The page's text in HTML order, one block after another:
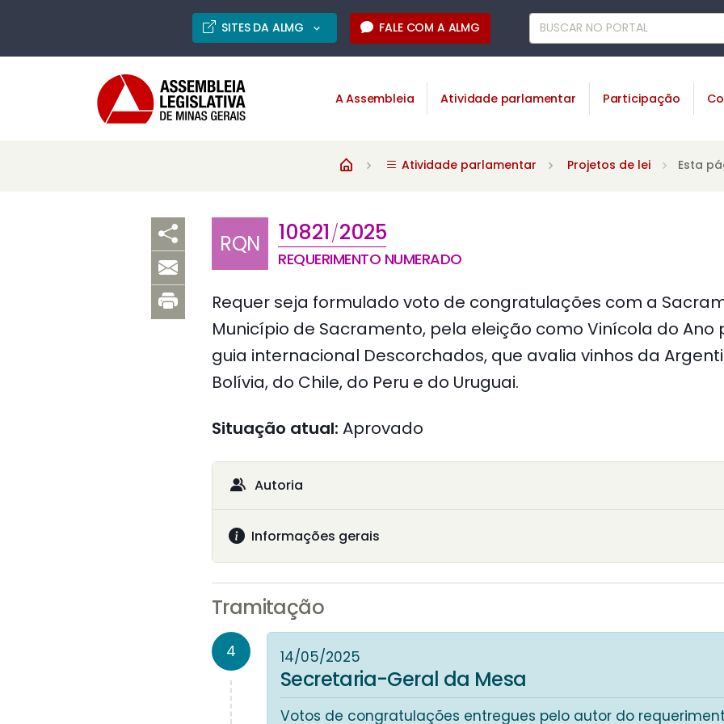
SITES DA ALMG FALE COM A ALMG
A Assembleia Atividade parlamentar Participação
Atividade parlamentar Projetos de lei Esta
RQN 10821/2025
REQUERIMENTO NUMERADO
Requer seja formulado voto de congratulações com a
Município de Sacramento, pela eleição como Vinícola do Ano
guia internacional Descorchados, que avalia vinhos da
Bolívia, do Chile, do Peru e do Uruguai.
Situação atual: Aprovado
Autoria
Informações gerais
Tramitação
4 14/05/2025
Secretaria-Geral da Mesa
Votos de congratulações entregues pelo autor do